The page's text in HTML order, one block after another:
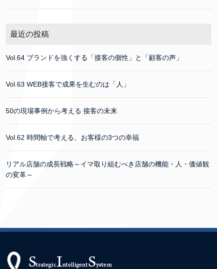
最近の投稿
Vol.64 ブランドを強くする「接客の個性」と「顧客の声」
Vol.63 WEB接客で成果を生むのは「人」
50の現場事例から考える 接客の未来
Vol.62 時間軸で考える、お客様の3つの幸福
リアル店舗の成長戦略～イマ取り組むべき店舗の機能・人・価値観
の変革～